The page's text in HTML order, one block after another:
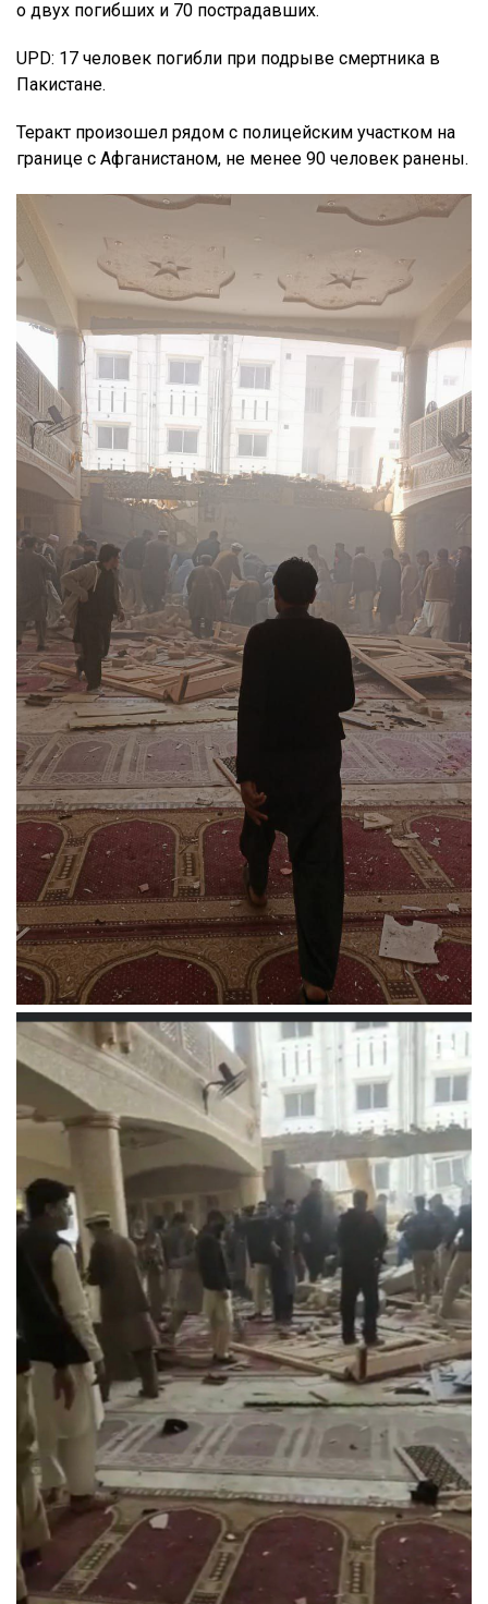
о двух погибших и 70 пострадавших.
UPD: 17 человек погибли при подрыве смертника в
Пакистане.
Теракт произошел рядом с полицейским участком на
границе с Афганистаном, не менее 90 человек ранены.